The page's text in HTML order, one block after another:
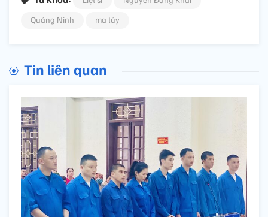
Quảng Ninh
ma túy
Tin liên quan